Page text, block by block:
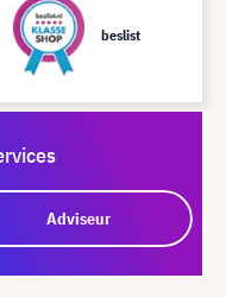
beslist
Adviseur